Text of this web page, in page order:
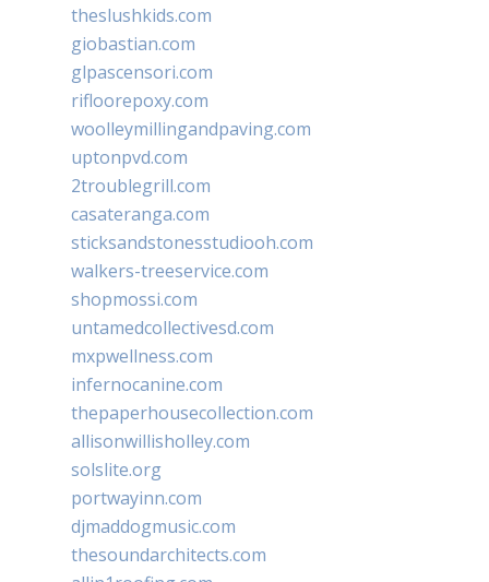
theslushkids.com
giobastian.com
glpascensori.com
rifloorepoxy.com
woolleymillingandpaving.com
uptonpvd.com
2troublegrill.com
casateranga.com
sticksandstonesstudiooh.com
walkers-treeservice.com
shopmossi.com
untamedcollectivesd.com
mxpwellness.com
infernocanine.com
thepaperhousecollection.com
allisonwillisholley.com
solslite.org
portwayinn.com
djmaddogmusic.com
thesoundarchitects.com